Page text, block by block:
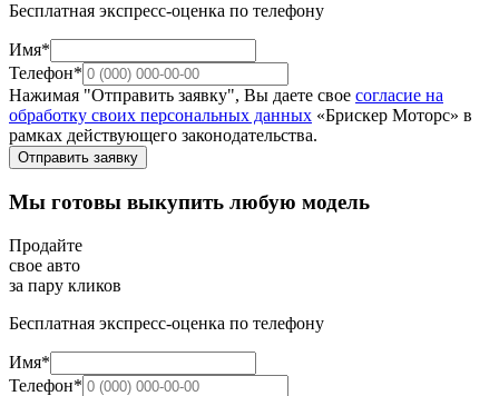
Бесплатная экспресс-оценка по телефону
Имя*
Телефон*
Нажимая "Отправить заявку", Вы даете свое согласие на
обработку своих персональных данных «Брискер Моторс» в
рамках действующего законодательства.
Отправить заявку
Мы готовы выкупить любую модель
Продайте
свое авто
за пару кликов
Бесплатная экспресс-оценка по телефону
Имя*
Телефон*